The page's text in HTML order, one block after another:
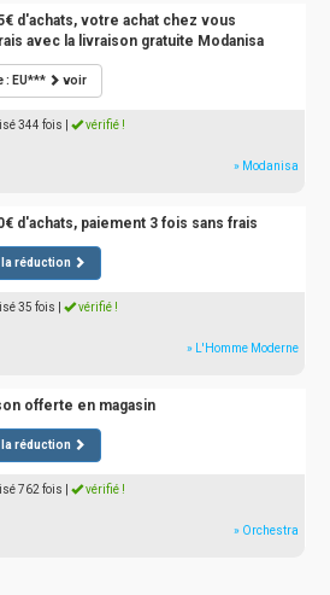
d'achats, votre achat chez vous
avec la livraison gratuite Modanisa
: EU*** voir
344 fois vérifié !
» Modanisa
d'achats, paiement 3 fois sans frais
réduction
35 fois vérifié !
» L'Homme Moderne
offerte en magasin
réduction
762 fois vérifié !
» Orchestra